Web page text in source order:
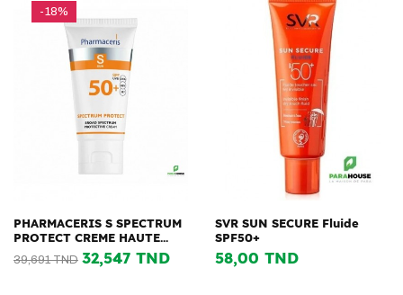
-18%
PHARMACERIS S SPECTRUM
PROTECT CREME HAUTE...
39,691 TND 32,547 TND
SVR SUN SECURE Fluide
SPF50+
58,00 TND